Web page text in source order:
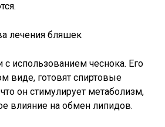
использованием чеснока. Его
виде, готовят спиртовые
он стимулирует метаболизм,
влияние на обмен липидов.